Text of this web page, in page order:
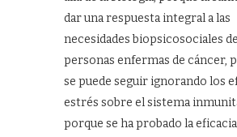
dar una respuesta integral a las
necesidades biopsicosociales
personas enfermas de cáncer,
se puede seguir ignorando los
estrés sobre el sistema
porque se ha probado la eficacia